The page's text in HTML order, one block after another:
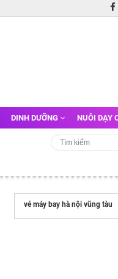
DINH DƯỠNG NUÔI DẠY
vé máy bay hà nội vũng tàu